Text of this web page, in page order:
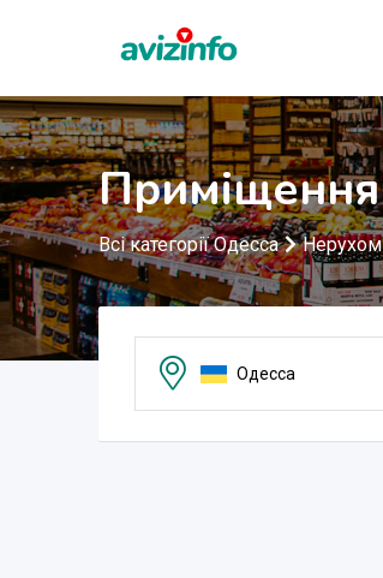
Приміщення
Всі категорії Одесса
Одесса